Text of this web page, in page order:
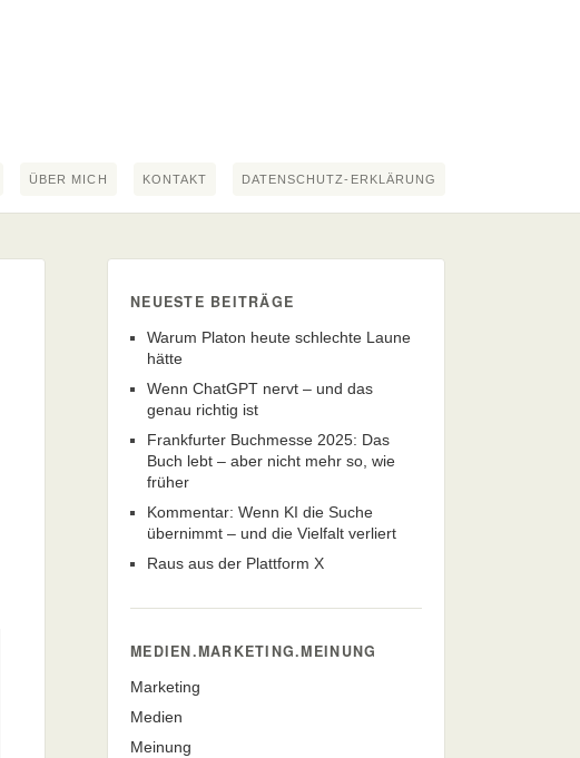
ÜBER MICH KONTAKT DATENSCHUTZ-ERKLÄRUNG
NEUESTE BEITRÄGE
Warum Platon heute schlechte Laune
hätte
Wenn ChatGPT nervt – und das
genau richtig ist
Frankfurter Buchmesse 2025: Das
Buch lebt – aber nicht mehr so, wie
früher
Kommentar: Wenn KI die Suche
übernimmt – und die Vielfalt verliert
Raus aus der Plattform X
MEDIEN.MARKETING.MEINUNG
Marketing
Medien
Meinung